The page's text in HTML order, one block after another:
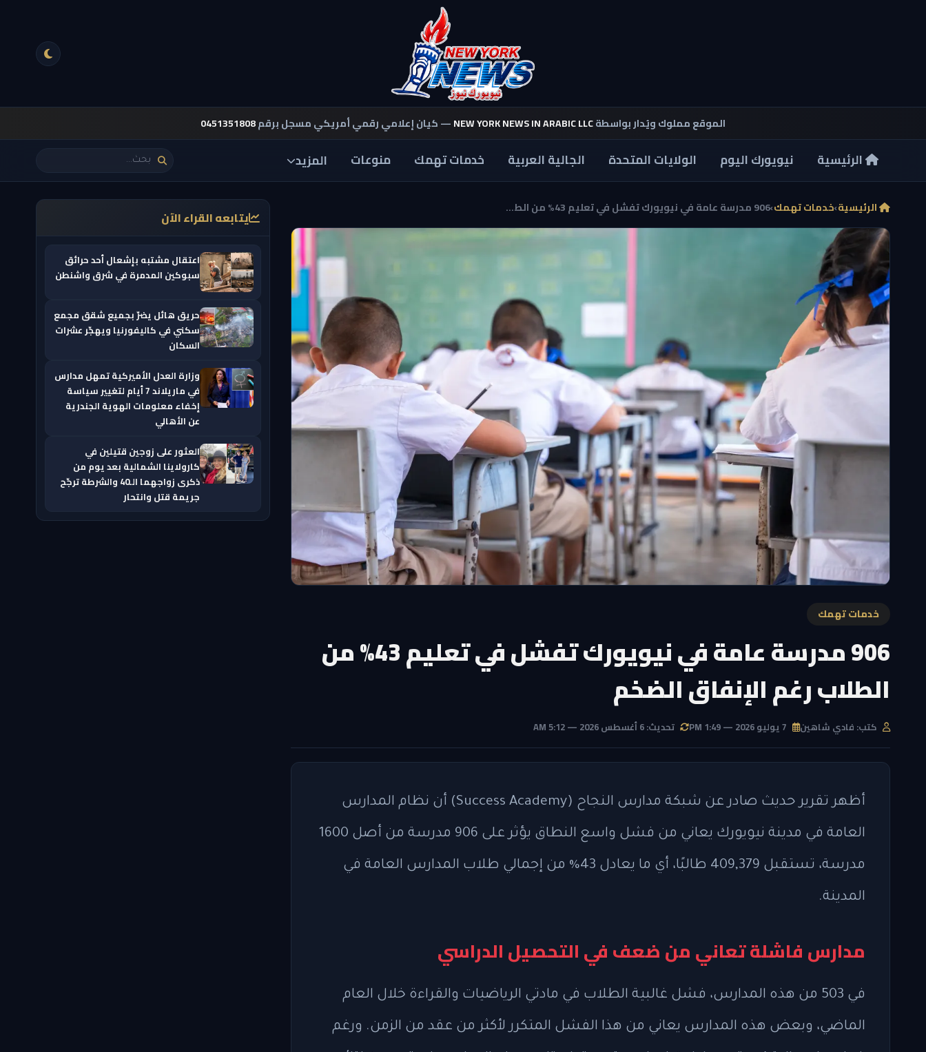
الموقع مملوك ويُدار بواسطةNEW YORK NEWS IN ARABIC LLC— كيان إعلامي رقمي أمريكي مسجل برقم0451351808
الرئيسية نيويورك اليوم الولايات المتحدة الجالية العربية خدمات تهمك منوعات المزيد
الرئيسية›خدمات تهمك›906 مدرسة عامة في نيويورك تفشل في تعليم 43% من الط...
خدمات تهمك
906 مدرسة عامة في نيويورك تفشل في تعليم 43% من
الطلاب رغم الإنفاق الضخم
كتب: فادي شاهين تحديث: 6 أغسطس 2026 — 5:12 AM
أظهر تقرير حديث صادر عن شبكة مدارس النجاح (Success Academy) أن نظام المدارس
العامة في مدينة نيويورك يعاني من فشل واسع النطاق يؤثر على 906 مدرسة من أصل 1600
مدرسة، تستقبل 409,379 طالبًا، أي ما يعادل 43% من إجمالي طلاب المدارس العامة في
المدينة.
مدارس فاشلة تعاني من ضعف في التحصيل الدراسي
في 503 من هذه المدارس، فشل غالبية الطلاب في مادتي الرياضيات والقراءة خلال العام
الماضي، وبعض هذه المدارس يعاني من هذا الفشل المتكرر لأكثر من عقد من الزمن. ورغم
يتابعه القراء الآن
اعتقال مشتبه بإشعال أحد حرائق
سبوكين المدمرة في شرق واشنطن
حريق هائل يضرّ بجميع شقق مجمع
سكني في كاليفورنيا ويهجّر عشرات
السكان
وزارة العدل الأميركية تمهل مدارس
في ماريلاند 7 أيام لتغيير سياسة
إخفاء معلومات الهوية الجندرية
عن الأهالي
العثور على زوجين قتيلين في
كارولاينا الشمالية بعد يوم من
ذكرى زواجهما الـ40 والشرطة ترجّح
جريمة قتل وانتحار